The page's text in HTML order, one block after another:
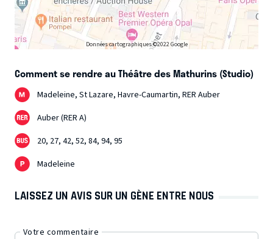
Données cartographiques ©2022 Google
Comment se rendre au Théâtre des Mathurins (Studio)
Madeleine, St Lazare, Havre-Caumartin, RER Auber
Auber (RER A)
20, 27, 42, 52, 84, 94, 95
Madeleine
LAISSEZ UN AVIS SUR UN GÈNE ENTRE NOUS
Votre commentaire